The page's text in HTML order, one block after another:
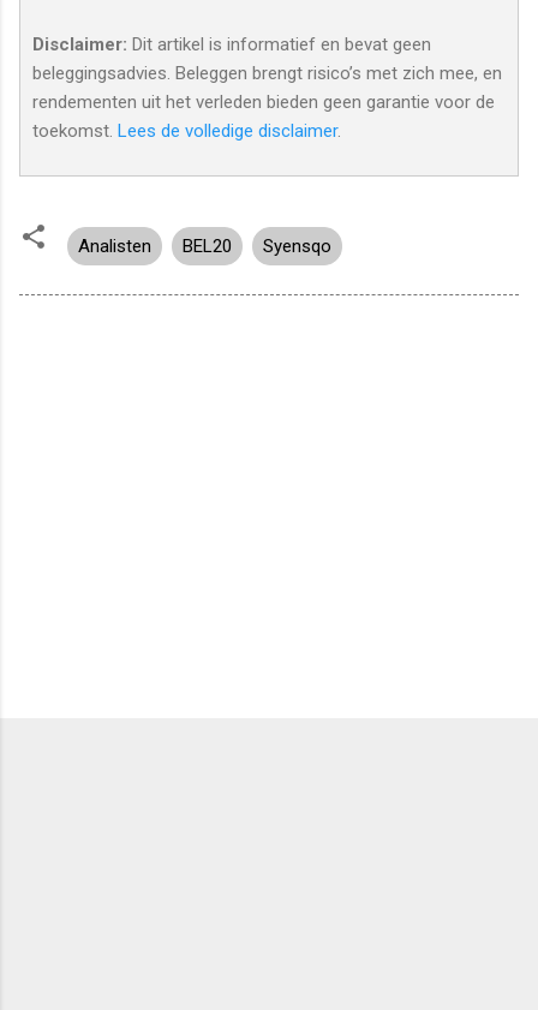
Disclaimer: Dit artikel is informatief en bevat geen
beleggingsadvies. Beleggen brengt risico’s met zich mee, en
rendementen uit het verleden bieden geen garantie voor de
toekomst. Lees de volledige disclaimer.
Analisten BEL20 Syensqo